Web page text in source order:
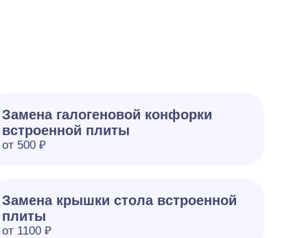
Замена галогеновой конфорки
встроенной плиты
от 500 ₽
Замена крышки стола встроенной
плиты
от 1100 ₽